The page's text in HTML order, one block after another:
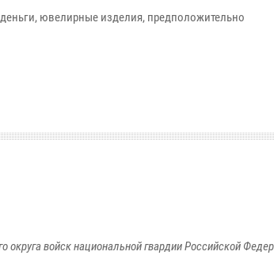
ювелирные изделия, предположительно
войск национальной гвардии Российской